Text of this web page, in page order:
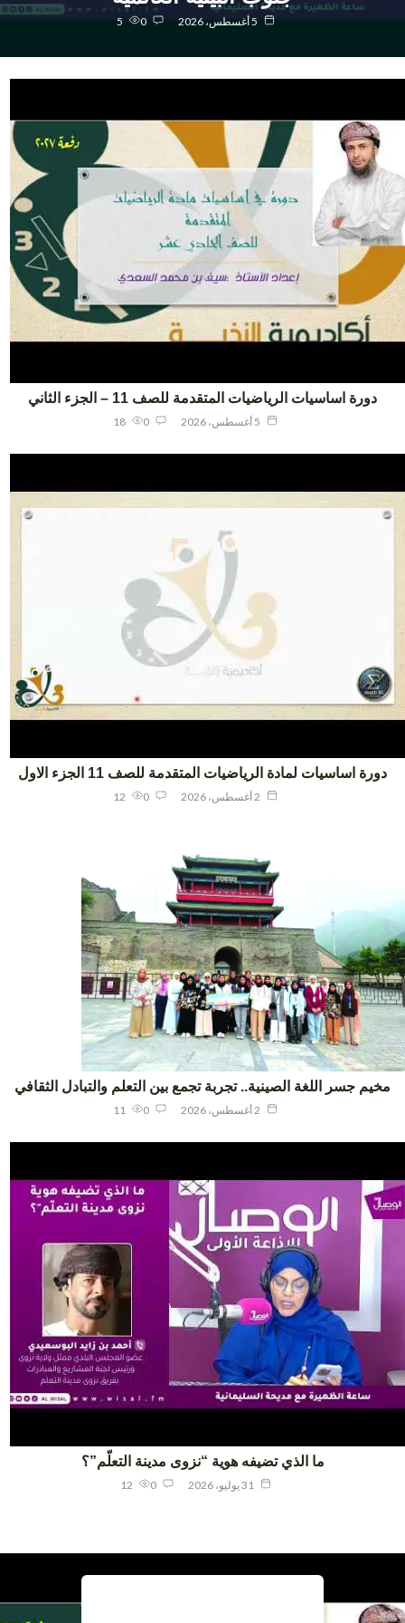
5
دورة اساسيات الرياضيات المتقدمة للصف 11 – الجزء الثاني
18
اساسيات لمادة الرياضيات المتقدمة للصف 11 الجزء الاول
12
جسر اللغة الصينية.. تجربة تجمع بين التعلم والتبادل الثقافي
11
ما الذي تضيفه هوية “نزوى مدينة التعلّم”؟
12